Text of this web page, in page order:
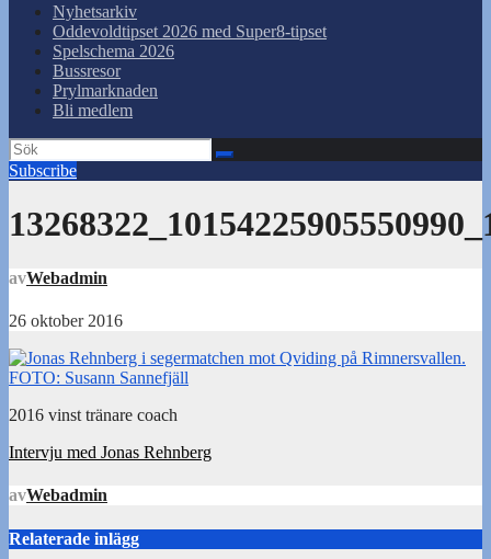
Nyhetsarkiv
Oddevoldtipset 2026 med Super8-tipset
Spelschema 2026
Bussresor
Prylmarknaden
Bli medlem
Subscribe
avWebadmin
26 oktober 2016
2016 vinst tränare coach
Inläggsnavigering
Intervju med Jonas Rehnberg
avWebadmin
Relaterade inlägg